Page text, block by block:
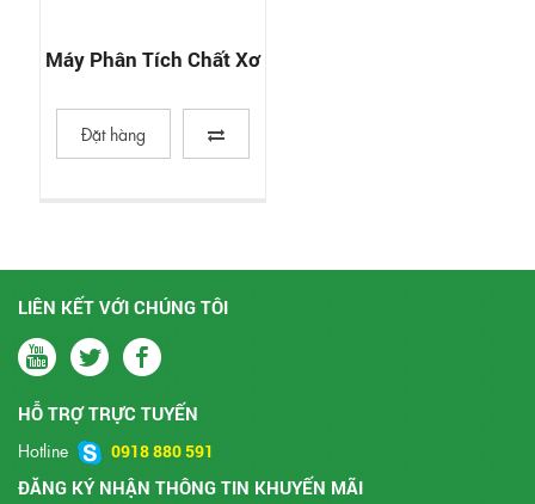
Máy Phân Tích Chất Xơ
Đặt hàng
LIÊN KẾT VỚI CHÚNG TÔI
HỖ TRỢ TRỰC TUYẾN
Hotline
0918 880 591
ĐĂNG KÝ NHẬN THÔNG TIN KHUYẾN MÃI